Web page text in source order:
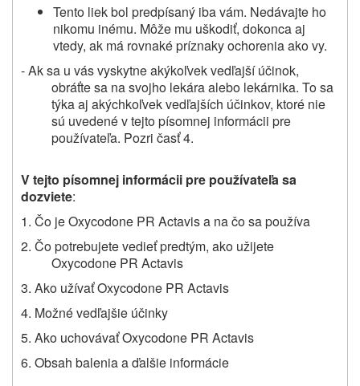
Tento liek bol predpísaný iba vám. Nedávajte ho
nikomu inému. Môže mu uškodiť, dokonca aj
vtedy, ak má rovnaké príznakyochoreniaako vy.
- Ak sa u vás vyskytne akýkoľvek vedľajší účinok,
obráťte sa na svojho lekáraalebo lekárnika. To sa
týka aj akýchkoľvek vedľajších účinkov, ktoré nie
sú uvedené v tejto písomnej informácii pre
používateľa. Pozri časť 4.
V tejto písomnej informácii pre používateľa sa
dozviete:
1. Čo je Oxycodone PR Actavis a na čo sa používa
2. Čo potrebujete vedieť predtým, ako užijete
Oxycodone PR Actavis
3. Ako užívať Oxycodone PR Actavis
4. Možné vedľajšie účinky
5. Ako uchovávať Oxycodone PR Actavis
6. Obsah balenia a ďalšie informácie